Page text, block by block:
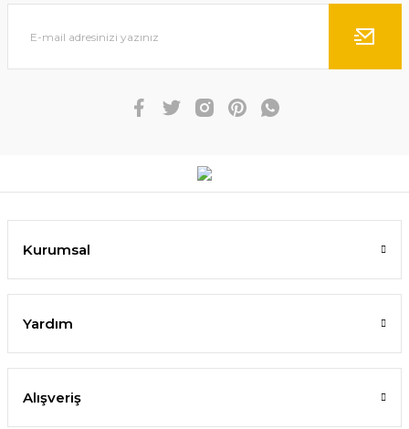
Kurumsal
Yardım
Alışveriş